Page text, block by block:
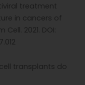
treatment
in cancers of
2021. DOI:
transplants do